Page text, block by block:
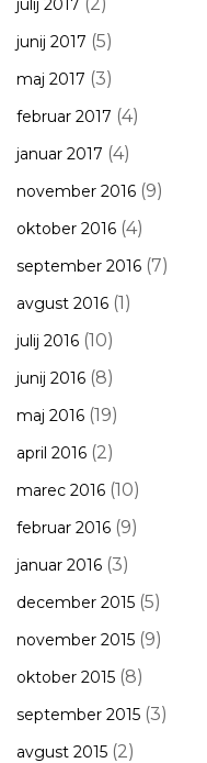
julij 2017
junij 2017 (5)
maj 2017 (3)
februar 2017 (4)
januar 2017 (4)
november 2016 (9)
oktober 2016 (4)
september 2016 (7)
avgust 2016 (1)
julij 2016 (10)
junij 2016 (8)
maj 2016 (19)
april 2016 (2)
marec 2016 (10)
februar 2016 (9)
januar 2016 (3)
december 2015 (5)
november 2015 (9)
oktober 2015 (8)
september 2015 (3)
avgust 2015 (2)